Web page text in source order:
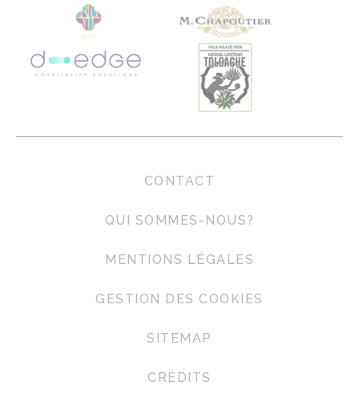
CONTACT
QUI SOMMES-NOUS?
MENTIONS LÉGALES
GESTION DES COOKIES
SITEMAP
CRÉDITS